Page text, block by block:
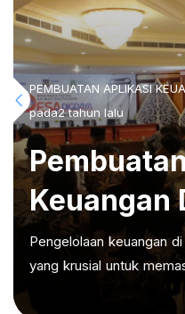
PEMBUATAN APLIKASI
pada2 tahun lalu
Keuangan
Pengelolaan keuangan
yang krusial untuk